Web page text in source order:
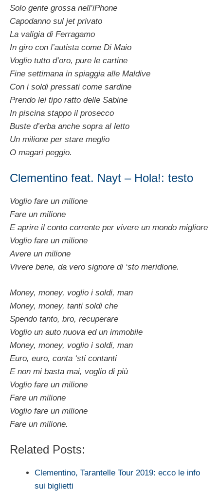
Solo gente grossa nell’iPhone
Capodanno sul jet privato
La valigia di Ferragamo
In giro con l’autista come Di Maio
Voglio tutto d’oro, pure le cartine
Fine settimana in spiaggia alle Maldive
Con i soldi pressati come sardine
Prendo lei tipo ratto delle Sabine
In piscina stappo il prosecco
Buste d’erba anche sopra al letto
Un milione per stare meglio
O magari peggio.
Clementino feat. Nayt – Hola!: testo
Voglio fare un milione
Fare un milione
E aprire il conto corrente per vivere un mondo migliore
Voglio fare un milione
Avere un milione
Vivere bene, da vero signore di ‘sto meridione.
Money, money, voglio i soldi, man
Money, money, tanti soldi che
Spendo tanto, bro, recuperare
Voglio un auto nuova ed un immobile
Money, money, voglio i soldi, man
Euro, euro, conta ‘sti contanti
E non mi basta mai, voglio di più
Voglio fare un milione
Fare un milione
Voglio fare un milione
Fare un milione.
Related Posts:
Clementino, Tarantelle Tour 2019: ecco le info
sui biglietti